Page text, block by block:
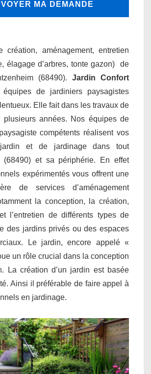
création, aménagement, entretien
élagage d’arbres, tonte gazon) de
(68490). Jardin Confort
de jardiniers paysagistes
Elle fait dans les travaux de
plusieurs années. Nos équipes de
compétents réalisent vos
et de jardinage dans tout
(68490) et sa périphérie. En effet
expérimentés vous offrent une
de services d’aménagement
la conception, la création,
et l’entretien de différents types de
des jardins privés ou des espaces
Le jardin, encore appelé «
un rôle crucial dans la conception
La création d’un jardin est basée
Ainsi il préférable de faire appel à
en jardinage.